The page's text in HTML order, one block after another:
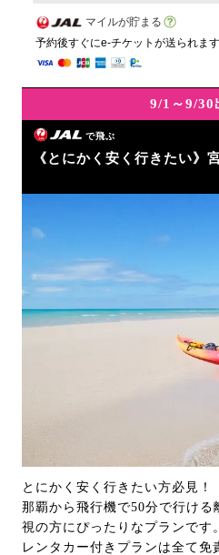
マイルが貯まる
予約後すぐにe-チケットが送られます
9/1～9/30
で飛ぶ
《とにかく安く行きたい》
とにかく安く行きたい方必見！
那覇から飛行機で50分で行け
視の方にぴったりなプランです。
レンタカー付きプランは全て免